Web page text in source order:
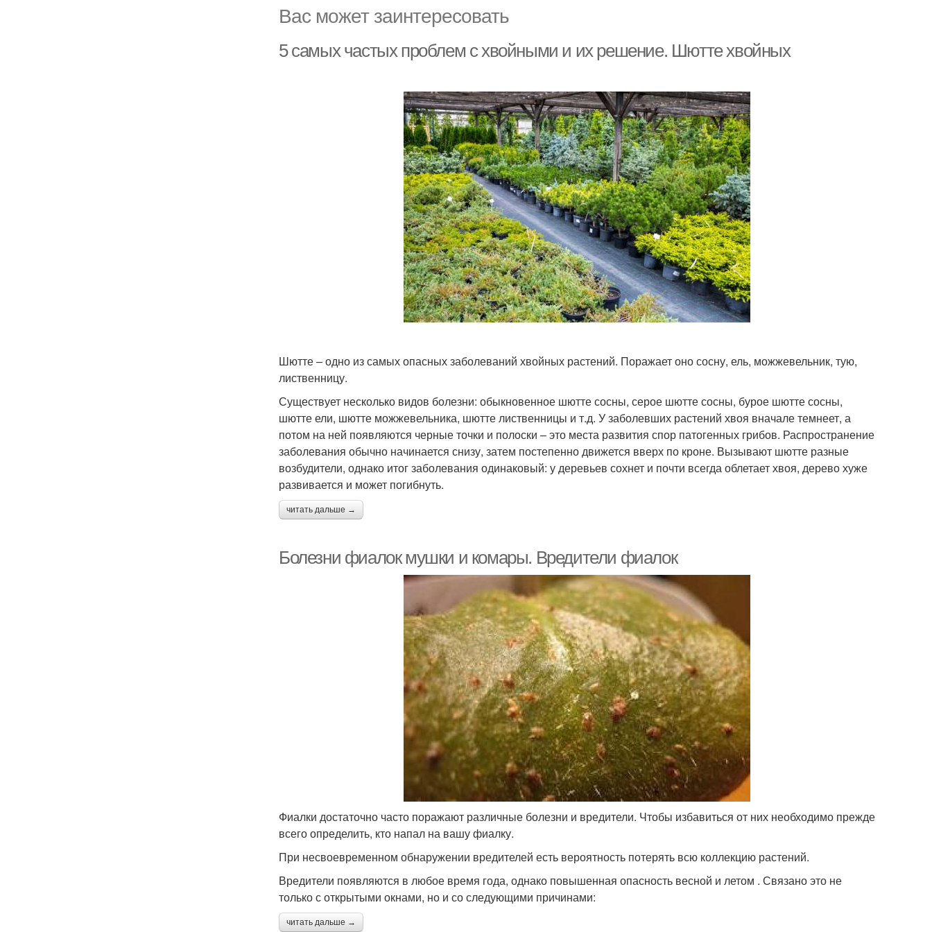
Вас может заинтересовать
5 самых частых проблем с хвойными и их решение. Шютте хвойных
Шютте – одно из самых опасных заболеваний хвойных растений. Поражает оно сосну, ель, можжевельник, тую,
лиственницу.
Существует несколько видов болезни: обыкновенное шютте сосны, серое шютте сосны, бурое шютте сосны,
шютте ели, шютте можжевельника, шютте лиственницы и т.д. У заболевших растений хвоя вначале темнеет, а
потом на ней появляются черные точки и полоски – это места развития спор патогенных грибов. Распространение
заболевания обычно начинается снизу, затем постепенно движется вверх по кроне. Вызывают шютте разные
возбудители, однако итог заболевания одинаковый: у деревьев сохнет и почти всегда облетает хвоя, дерево хуже
развивается и может погибнуть.
читать дальше →
Болезни фиалок мушки и комары. Вредители фиалок
Фиалки достаточно часто поражают различные болезни и вредители. Чтобы избавиться от них необходимо прежде
всего определить, кто напал на вашу фиалку.
При несвоевременном обнаружении вредителей есть вероятность потерять всю коллекцию растений.
Вредители появляются в любое время года, однако повышенная опасность весной и летом . Связано это не
только с открытыми окнами, но и со следующими причинами:
читать дальше →